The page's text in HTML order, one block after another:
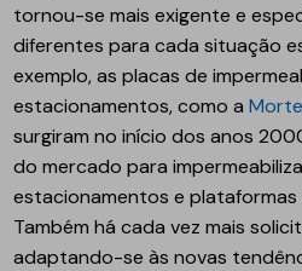
tornou-se mais exigente e
diferentes para cada situação
exemplo, as placas de
estacionamentos, como a
surgiram no início dos anos
do mercado para
estacionamentos e
Também há cada vez mais
adaptando-se às novas